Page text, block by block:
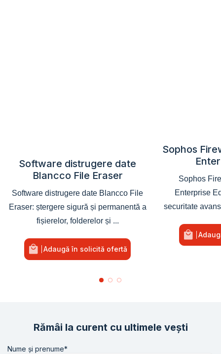
Software distrugere date
Blancco File Eraser
Software distrugere date Blancco File
Eraser: ștergere sigură și permanentă a
fișierelor, folderelor și ...
Adaugă în solicită ofertă
Sophos
Sophos
Enterprise
securitate
Rămâi la curent cu ultimele vești
Nume și prenume*